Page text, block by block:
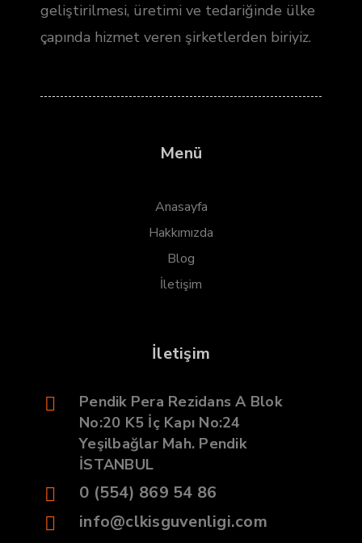
geliştirilmesi, üretimi ve tedariğinde ülke
çapında hizmet veren şirketlerden biriyiz.
Menü
Anasayfa
Hakkımızda
Blog
İletişim
İletişim
Pendik Pera Rezidans A Blok
No:20 K5 İç Kapı No:24
Yeşilbağlar Mah. Pendik
İSTANBUL
0 (554) 869 54 86
info@clkisguvenligi.com